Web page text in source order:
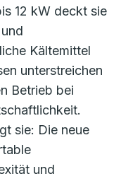
12 kW deckt sie
Kältemittel
unterstreichen
Betrieb bei
sie: Die neue
und